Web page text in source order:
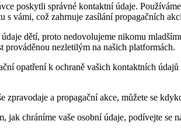
poskytli správné kontaktní údaje.
s vámi, což zahrnuje zasílání propagačních
dětí, proto nedovolujeme nikomu
nezletilým na našich platformách.
opatření k ochraně vašich kontaktních
zpravodaje a propagační akce, můžete se
jak chráníme vaše osobní údaje, podívejte se